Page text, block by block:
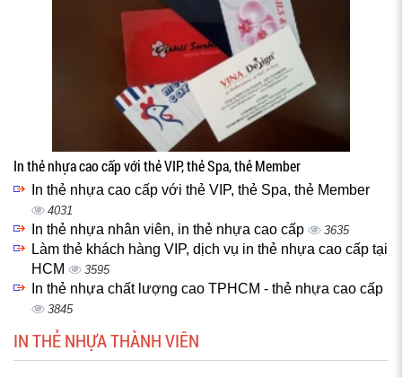
In thẻ nhựa cao cấp với thẻ VIP, thẻ Spa, thẻ Member
In thẻ nhựa cao cấp với thẻ VIP, thẻ Spa, thẻ Member
4031
In thẻ nhựa nhân viên, in thẻ nhựa cao cấp 3635
Làm thẻ khách hàng VIP, dịch vụ in thẻ nhựa cao cấp tại
HCM
3595
In thẻ nhựa chất lượng cao TPHCM - thẻ nhựa cao cấp
3845
IN THẺ NHỰA THÀNH VIÊN